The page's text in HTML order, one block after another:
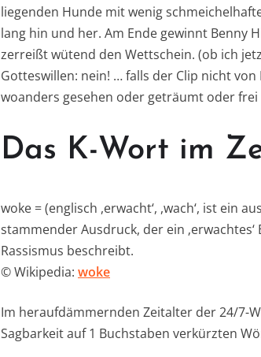
liegenden Hunde mit wenig
lang hin und her. Am Ende gewinnt Benny
zerreißt wütend den Wettschein. (ob ich
Gotteswillen: nein! … falls der Clip nicht
woanders gesehen oder geträumt oder
Das K-Wort im
woke = (englisch ,erwacht‘, ,wach‘, ist ein
stammender Ausdruck, der ein
Rassismus beschreibt.
© Wikipedia: woke
Im heraufdämmernden Zeitalter der 24/7-
Sagbarkeit auf 1 Buchstaben verkürzten